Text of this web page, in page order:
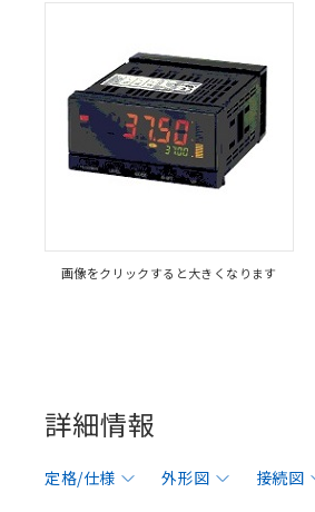
画像をクリックすると大きくなります
詳細情報
定格/仕様 外形図 接続図